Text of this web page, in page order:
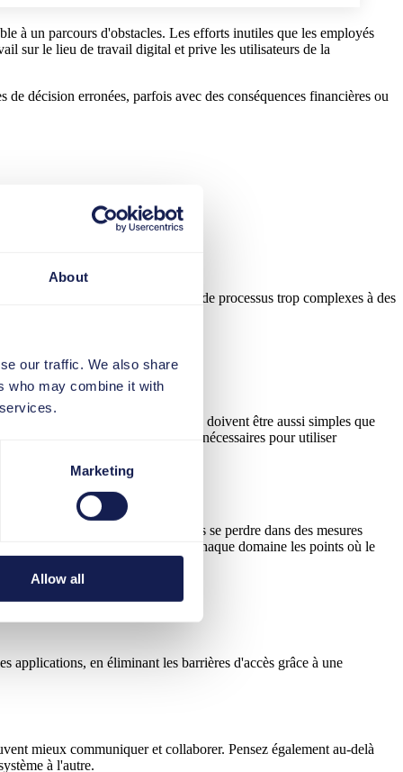
About
our traffic. We also share
who may combine it with
Marketing
Allow all
à un parcours d'obstacles. Les efforts inutiles que les employés
sur le lieu de travail digital et prive les utilisateurs de la
décision erronées, parfois avec des conséquences financières ou
points de friction, allant de processus trop complexes à des
les interactions et transactions doivent être aussi simples que
employés ont les compétences nécessaires pour utiliser
Cela signifie qu'il ne faut pas se perdre dans des mesures
deuxième étape, identifiez dans chaque domaine les points où le
applications, en éliminant les barrières d'accès grâce à une
mieux communiquer et collaborer. Pensez également au-delà
à l'autre.